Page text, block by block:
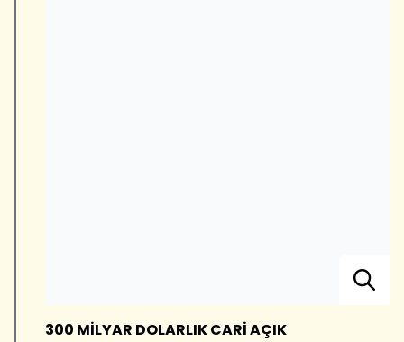
300 MİLYAR DOLARLIK CARİ AÇIK